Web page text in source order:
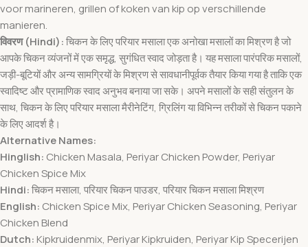
voor marineren, grillen of koken van kip op verschillende
manieren.
विवरण (Hindi):चिकन के लिए परियार मसाला एक अनोखा मसालों का मिश्रण है जो
आपके चिकन व्यंजनों में एक समृद्ध, सुगंधित स्वाद जोड़ता है। यह मसाला पारंपरिक मसालों,
जड़ी-बूटियों और अन्य सामग्रियों के मिश्रण से सावधानीपूर्वक तैयार किया गया है ताकि एक
स्वादिष्ट और प्रामाणिक स्वाद अनुभव बनाया जा सके। अपने मसालों के सही संतुलन के
साथ, चिकन के लिए परियार मसाला मैरीनेटिंग, ग्रिलिंग या विभिन्न तरीकों से चिकन पकाने
के लिए आदर्श है।
Alternative Names:
Hinglish: Chicken Masala, Periyar Chicken Powder, Periyar
Chicken Spice Mix
Hindi:चिकन मसाला, परियार चिकन पाउडर, परियार चिकन मसाला मिश्रण
English: Chicken Spice Mix, Periyar Chicken Seasoning, Periyar
Chicken Blend
Dutch: Kipkruidenmix, Periyar Kipkruiden, Periyar Kip Specerijen